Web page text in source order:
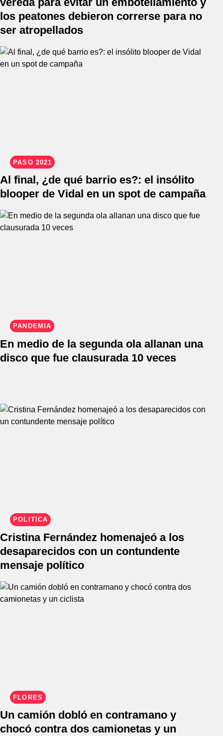
los peatones debieron correrse para no
ser atropellados
PASO 2021
Al final, ¿de qué barrio es?: el insólito
blooper de Vidal en un spot de campaña
PANDEMIA
En medio de la segunda ola allanan una
disco que fue clausurada 10 veces
POLÍTICA
Cristina Fernández homenajeó a los
desaparecidos con un contundente
mensaje político
FLORES
Un camión dobló en contramano y
chocó contra dos camionetas y un